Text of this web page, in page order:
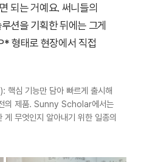
되는 거예요. 써니들의
션을 기획한 뒤에는 그게
형태로 현장에서 직접
심 기능만 담아 빠르게 출시해
의 제품. Sunny Scholar에서는
게 무엇인지 알아내기 위한 일종의